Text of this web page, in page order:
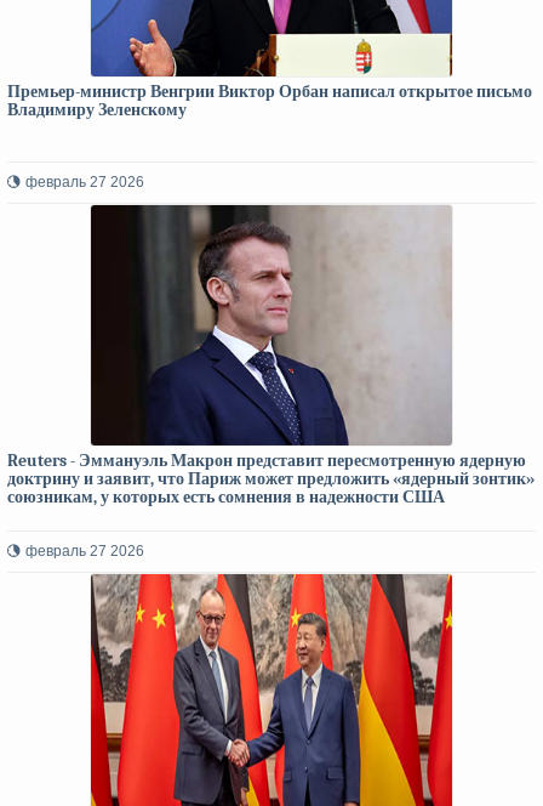
Премьер-министр Венгрии Виктор Орбан написал открытое письмо
Владимиру Зеленскому
февраль 27 2026
Reuters - Эммануэль Макрон представит пересмотренную ядерную
доктрину и заявит, что Париж может предложить «ядерный зонтик»
союзникам, у которых есть сомнения в надежности США
февраль 27 2026